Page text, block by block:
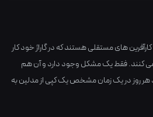
های مستقلی هستند که در گاراژ خود کار
می کنند. فقط یک مشکل وجود دارد و آن هم
هر روز در یک زمان مشخص یک کپی از مدلین به